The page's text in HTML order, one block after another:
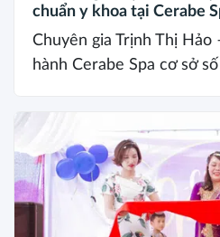
chuẩn y khoa tại Cerabe
Chuyên gia Trịnh Thị Hảo
hành Cerabe Spa cơ sở